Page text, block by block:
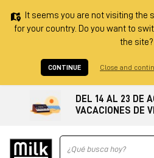
It seems you are not visiting
for your country. Do you want to
the site?
CONTINUE Close and
DEL 14 AL 23 DE
VACACIONES DE
Ricerca